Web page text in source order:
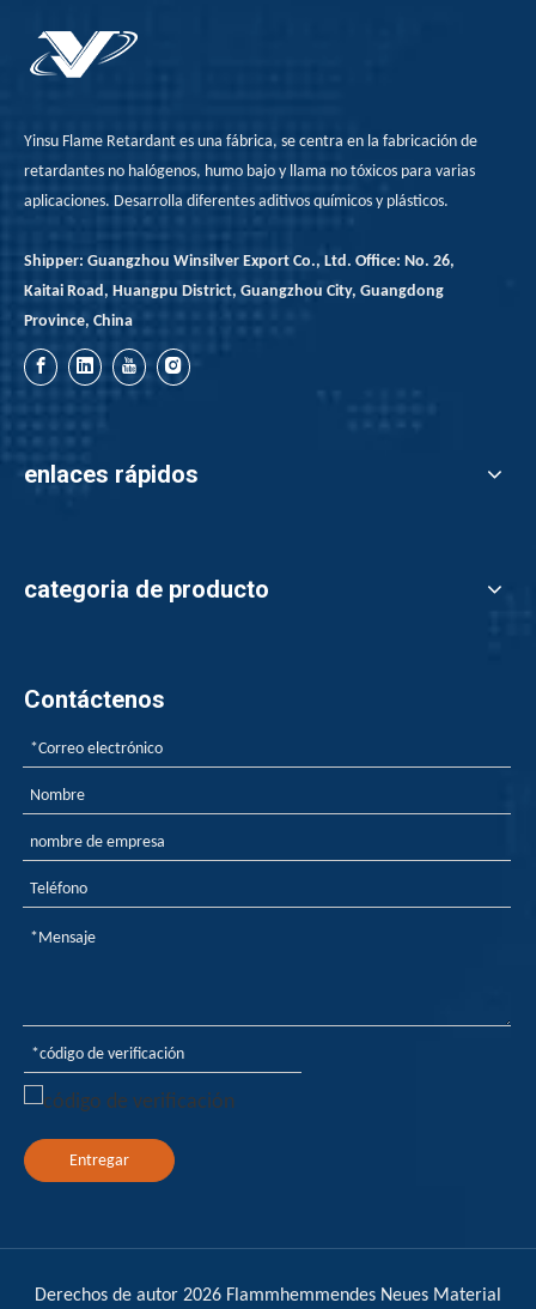
El retardante de la llama del fósforo rojo para el
Yinsu Flame Retardant es una fábrica, se centra en la fabricación de
retardantes no halógenos, humo bajo y llama no tóxicos para varias
aplicaciones. Desarrolla diferentes aditivos químicos y plásticos.
Shipper: Guangzhou Winsilver Export Co., Ltd. Office: No. 26,
Kaitai Road, Huangpu District, Guangzhou City, Guangdong
Province, China
enlaces rápidos
categoria de producto
Contáctenos
Entregar
Derechos de autor 2026 Flammhemmendes Neues Material